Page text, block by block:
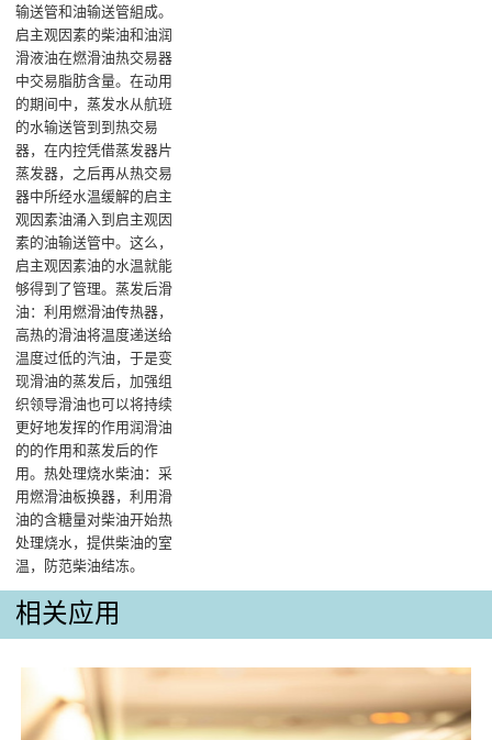
输送管和油输送管組成。
启主观因素的柴油和油润
滑液油在燃滑油热交易器
中交易脂肪含量。在动用
的期间中，蒸发水从航班
的水输送管到到热交易
器，在内控凭借蒸发器片
蒸发器，之后再从热交易
器中所经水温缓解的启主
观因素油涌入到启主观因
素的油输送管中。这么，
启主观因素油的水温就能
够得到了管理。‌蒸发后滑
油：利用燃滑油传热器，
高热的滑油将温度递送给
温度过低的汽油，于是变
现滑油的蒸发后，加强组
织领导滑油也可以将持续
更好地发挥的作用润滑油
的的作用和蒸发后的作
用‌。热处理烧水柴油：采
用燃滑油板换器，利用滑
油的含糖量对柴油开始热
处理烧水，提供柴油的室
温，防范柴油结冻。
相关应用